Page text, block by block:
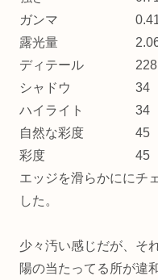
ガンマ
露光量
ディテール 228
シャドウ 34
ハイライト 34
自然な彩度 45
彩度 45
エッジを滑らかににチ
した。
少々汚い感じだが、そ
陽の当たってる所が違